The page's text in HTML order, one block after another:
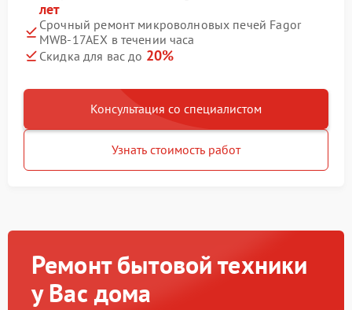
лет
Срочный ремонт микроволновых печей Fagor
MWB-17AEX в течении часа
Скидка для вас до 20%
Консультация со специалистом
Узнать стоимость работ
Ремонт бытовой техники
у Вас дома